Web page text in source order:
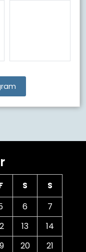
S
S
6
7
13
14
20
21